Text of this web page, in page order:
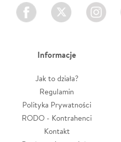
Facebook Twitter Instagram
Informacje
Jak to działa?
Regulamin
Polityka Prywatności
RODO - Kontrahenci
Kontakt